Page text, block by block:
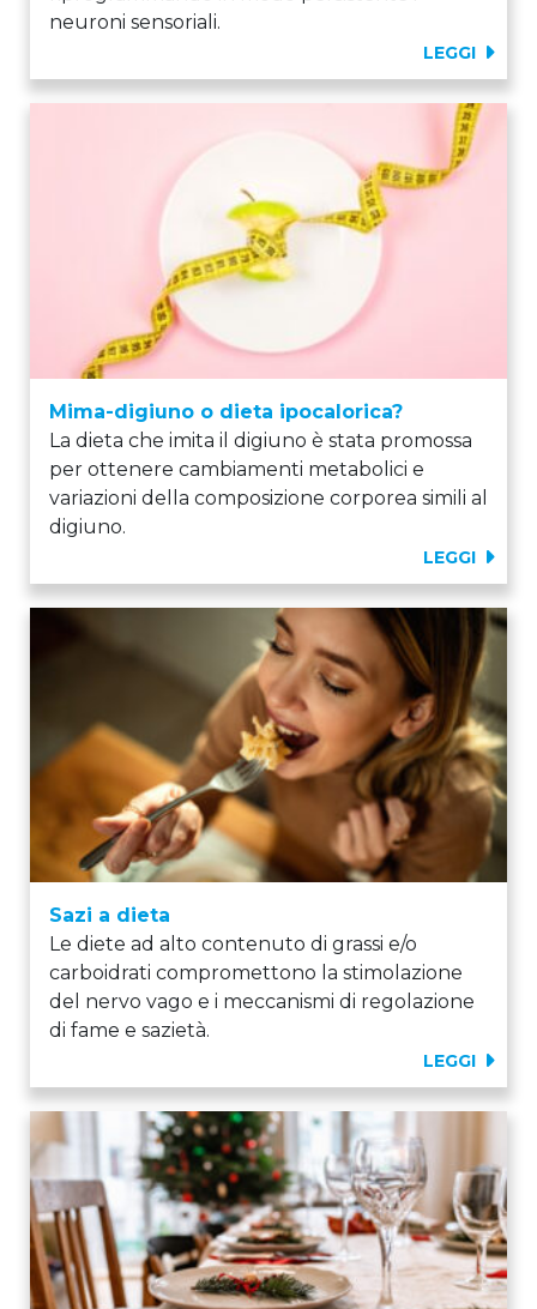
neuroni sensoriali.
LEGGI
Mima-digiuno o dieta ipocalorica?
La dieta che imita il digiuno è stata promossa
per ottenere cambiamenti metabolici e
variazioni della composizione corporea simili al
digiuno.
LEGGI
Sazi a dieta
Le diete ad alto contenuto di grassi e/o
carboidrati compromettono la stimolazione
del nervo vago e i meccanismi di regolazione
di fame e sazietà.
LEGGI